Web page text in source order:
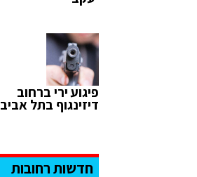
פיגוע ירי ברחוב
דיזינגוף בתל אביב
חדשות רחובות